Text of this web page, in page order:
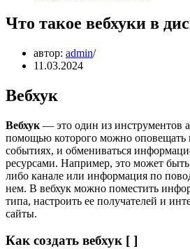
Что такое вебхуки в
автор: admin
11.03.2024
Вебхук
Вебхук — это один из инструментов
помощью которого можно оповещать
событиях, и обмениваться
ресурсами. Например, это может
либо канале или информация по
нем. В вебхук можно поместить
типа, настроить ее получателей и
сайты.
Как создать вебхук [ ]